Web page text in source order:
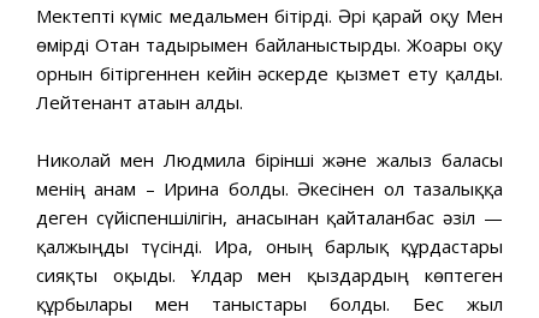
Мектепті күміс медальмен бітірді. Әрі қарай оқу Мен
өмірді Отан тағдырымен байланыстырды. Жоғары оқу
орнын бітіргеннен кейін әскерде қызмет ету қалды.
Лейтенант атағын алды.
Николай мен Людмила бірінші және жалғыз баласы
менің анам – Ирина болды. Әкесінен ол тазалыққа
деген сүйіспеншілігін, анасынан қайталанбас әзіл —
қалжыңды түсінді. Ира, оның барлық құрдастары
сияқты оқыды. Ұлдар мен қыздардың көптеген
құрбылары мен таныстары болды. Бес жыл